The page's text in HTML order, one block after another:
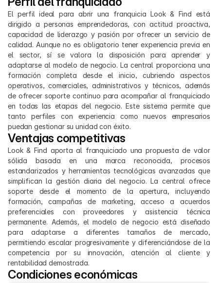
El perfil ideal para abrir una franquicia Look & Find está
dirigido a personas emprendedoras, con actitud proactiva,
capacidad de liderazgo y pasión por ofrecer un servicio de
calidad. Aunque no es obligatorio tener experiencia previa en
el sector, sí se valora la disposición para aprender y
adaptarse al modelo de negocio. La central proporciona una
formación completa desde el inicio, cubriendo aspectos
operativos, comerciales, administrativos y técnicos, además
de ofrecer soporte continuo para acompañar al franquiciado
en todas las etapas del negocio. Este sistema permite que
tanto perfiles con experiencia como nuevos empresarios
puedan gestionar su unidad con éxito.
Ventajas competitivas
Look & Find aporta al franquiciado una propuesta de valor
sólida basada en una marca reconocida, procesos
estandarizados y herramientas tecnológicas avanzadas que
simplifican la gestión diaria del negocio. La central ofrece
soporte desde el momento de la apertura, incluyendo
formación, campañas de marketing, acceso a acuerdos
preferenciales con proveedores y asistencia técnica
permanente. Además, el modelo de negocio está diseñado
para adaptarse a diferentes tamaños de mercado,
permitiendo escalar progresivamente y diferenciándose de la
competencia por su innovación, atención al cliente y
rentabilidad demostrada.
Condiciones económicas